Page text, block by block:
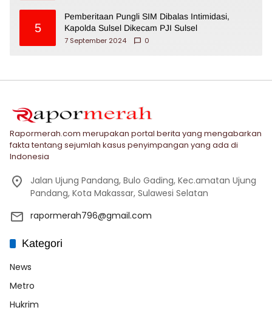
5
Pemberitaan Pungli SIM Dibalas Intimidasi,
Kapolda Sulsel Dikecam PJI Sulsel
7 September 2024
0
Rapormerah.com merupakan portal berita yang mengabarkan
fakta tentang sejumlah kasus penyimpangan yang ada di
Indonesia
Jalan Ujung Pandang, Bulo Gading, Kec.amatan Ujung
Pandang, Kota Makassar, Sulawesi Selatan
rapormerah796@gmail.com
Kategori
News
Metro
Hukrim